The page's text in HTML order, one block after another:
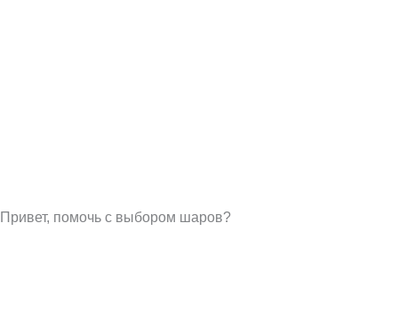
Привет, помочь с выбором шаров?